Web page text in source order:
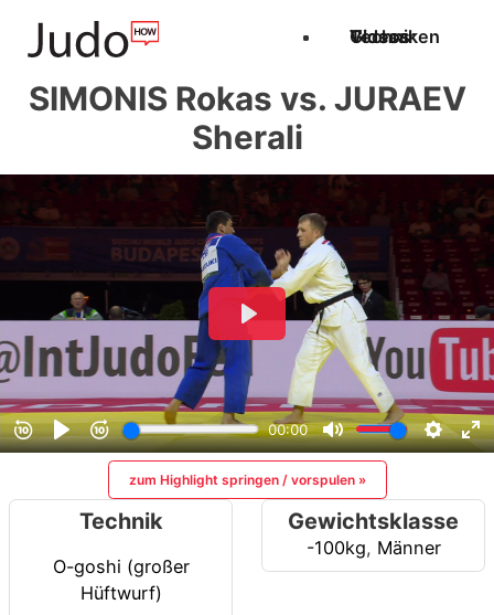
Techniken
Videos
Glossar
SIMONIS Rokas vs. JURAEV
Sherali
zum Highlight springen / vorspulen »
Technik
O-goshi (großer
Hüftwurf)
Gewichtsklasse
-100kg, Männer